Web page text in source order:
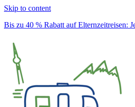
Skip to content
Bis zu 40 % Rabatt auf Elternzeitreisen: